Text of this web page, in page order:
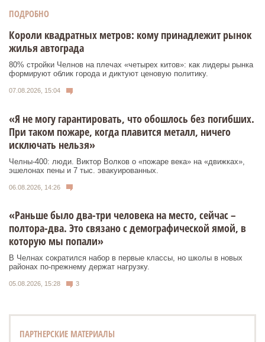
ПОДРОБНО
Короли квадратных метров: кому принадлежит рынок
жилья автограда
80% стройки Челнов на плечах «четырех китов»: как лидеры рынка
формируют облик города и диктуют ценовую политику.
07.08.2026, 15:04
«Я не могу гарантировать, что обошлось без погибших.
При таком пожаре, когда плавится металл, ничего
исключать нельзя»
Челны-400: люди. Виктор Волков о «пожаре века» на «движках»,
эшелонах пены и 7 тыс. эвакуированных.
06.08.2026, 14:26
«Раньше было два-три человека на место, сейчас –
полтора-два. Это связано с демографической ямой, в
которую мы попали»
В Челнах сократился набор в первые классы, но школы в новых
районах по-прежнему держат нагрузку.
05.08.2026, 15:28 3
ПАРТНЕРСКИЕ МАТЕРИАЛЫ